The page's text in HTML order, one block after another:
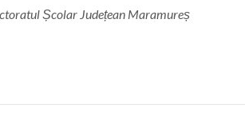
Școlar Județean Maramureș